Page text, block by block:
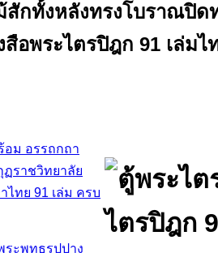
สักทั้งหลังทรงโบราณปิด
อพระไตรปิฎก 91 เล่ม
ทย 91 เล่ม ครบ